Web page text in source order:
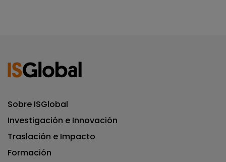
Sobre ISGlobal
Investigación e Innovación
Traslación e Impacto
Formación